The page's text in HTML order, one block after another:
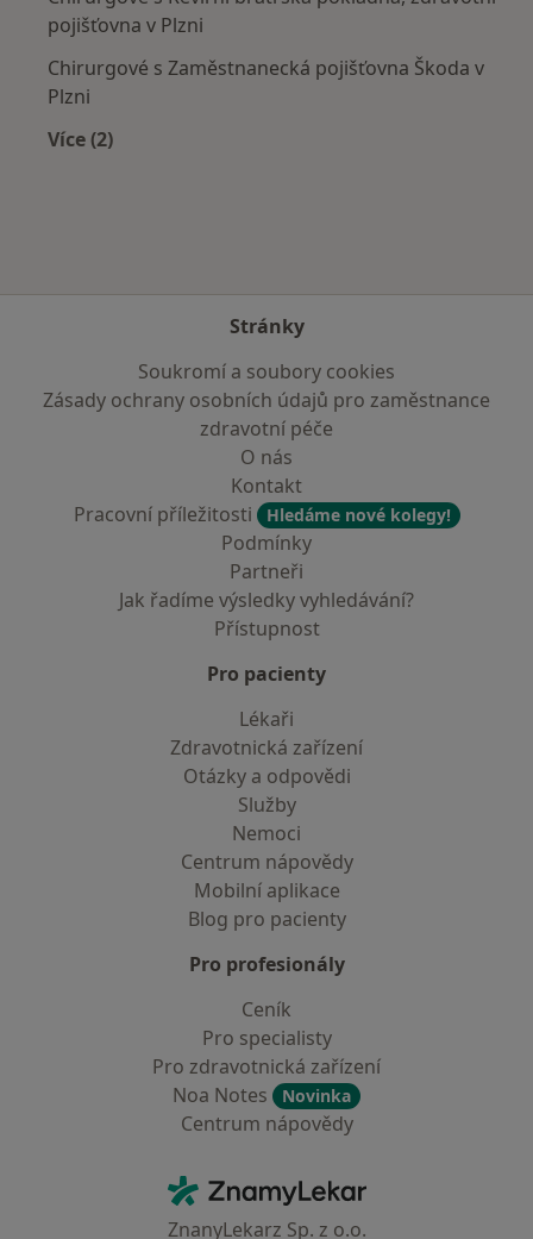
pojišťovna v Plzni
Chirurgové s Zaměstnanecká pojišťovna Škoda v
Plzni
Více (2)
Stránky
Soukromí a soubory cookies
Zásady ochrany osobních údajů pro zaměstnance
zdravotní péče
O nás
Kontakt
Pracovní příležitosti
Hledáme nové kolegy!
Podmínky
Partneři
Jak řadíme výsledky vyhledávání?
Přístupnost
Pro pacienty
Lékaři
Zdravotnická zařízení
Otázky a odpovědi
Služby
Nemoci
Centrum nápovědy
Mobilní aplikace
Blog pro pacienty
Pro profesionály
Ceník
Pro specialisty
Pro zdravotnická zařízení
Noa Notes
Novinka
Centrum nápovědy
ZnamyLekar - Hlavní stránka
ZnanyLekarz Sp. z o.o.